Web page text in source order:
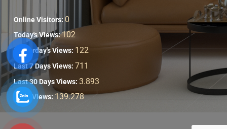
Online Visitors: 0
Today's Views:102
Yesterday's Views: 122
Last 7 Days Views: 711
Last 30 Days Views: 3.893
Total Views:139.278